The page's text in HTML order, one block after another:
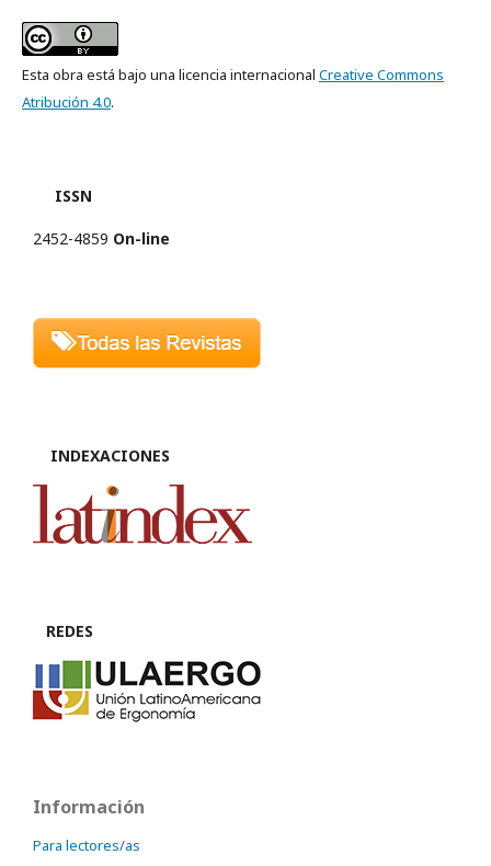
Esta obra está bajo una licencia internacional Creative Commons
Atribución 4.0.
ISSN
2452-4859 On-line
INDEXACIONES
REDES
Información
Para lectores/as